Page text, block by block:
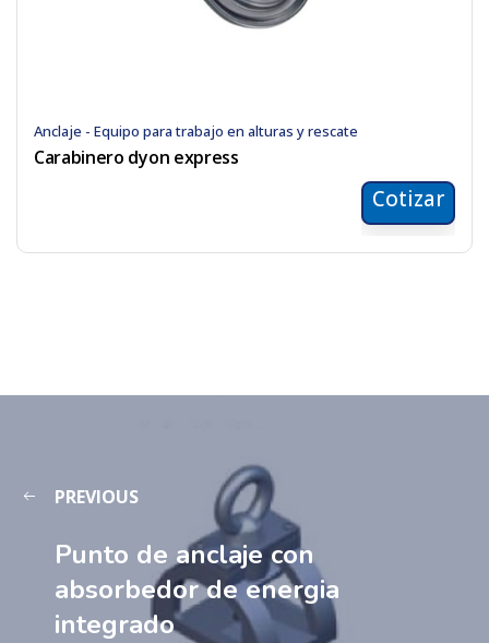
Anclaje - Equipo para trabajo en alturas y rescate
Carabinero dyon express
Cotizar
PREVIOUS
Punto de anclaje con
absorbedor de energia
integrado